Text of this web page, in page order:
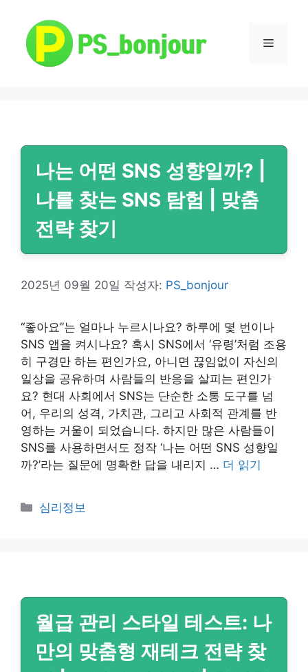
메
나는 어떤 SNS 성향일까? |
나를 찾는 SNS 탐험 | 맞춤
전략 찾기
2025년 09월 20일 작성자: PS_bonjour
“좋아요”는 얼마나 누르시나요? 하루에 몇 번이나
SNS 앱을 켜시나요? 혹시 SNS에서 ‘유령’처럼 조용
히 구경만 하는 편인가요, 아니면 끊임없이 자신의
일상을 공유하며 사람들의 반응을 살피는 편인가
요? 현대 사회에서 SNS는 단순한 소통 도구를 넘
어, 우리의 성격, 가치관, 그리고 사회적 관계를 반
영하는 거울이 되었습니다. 하지만 많은 사람들이
SNS를 사용하면서도 정작 ‘나는 어떤 SNS 성향일
까?’라는 질문에 명확한 답을 내리지 … 더 읽기
카
심리정보
월급 관리 스타일 테스트: 나
만의 맞춤형 재테크 전략 찾